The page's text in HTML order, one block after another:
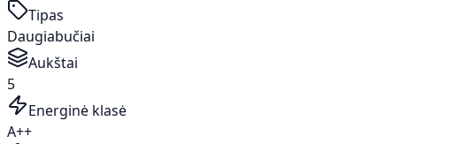
Tipas
Daugiabučiai
Aukštai
5
Energinė klasė
A++